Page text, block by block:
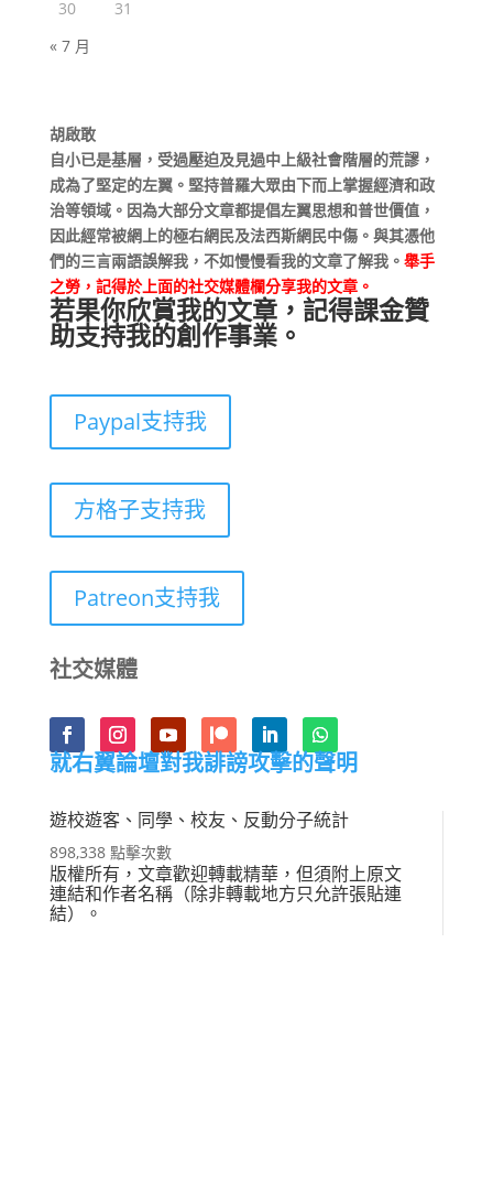
30
31
« 7 月
胡啟敢
自小已是基層，受過壓迫及見過中上級社會階層的荒謬，
成為了堅定的左翼。堅持普羅大眾由下而上掌握經濟和政
治等領域。因為大部分文章都提倡左翼思想和普世價值，
因此經常被網上的極右網民及法西斯網民中傷。與其憑他
們的三言兩語誤解我，不如慢慢看我的文章了解我。 舉手
之勞，記得於上面的社交媒體欄分享我的文章。
若果你欣賞我的文章，記得課金贊
助支持我的創作事業。
Paypal支持我
方格子支持我
Patreon支持我
社交媒體
就右翼論壇對我誹謗攻擊的聲明
遊校遊客、同學、校友、反動分子統計
898,338 點擊次數
版權所有，文章歡迎轉載精華，但須附上原文
連結和作者名稱（除非轉載地方只允許張貼連
結）。